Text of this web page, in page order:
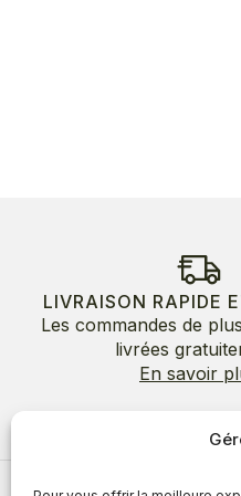
LIVRAISON RAPIDE
Les commandes de
livrées
En savoir